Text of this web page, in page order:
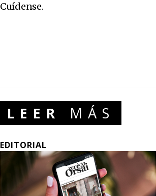
Cuídense.
LEER MÁS
EDITORIAL